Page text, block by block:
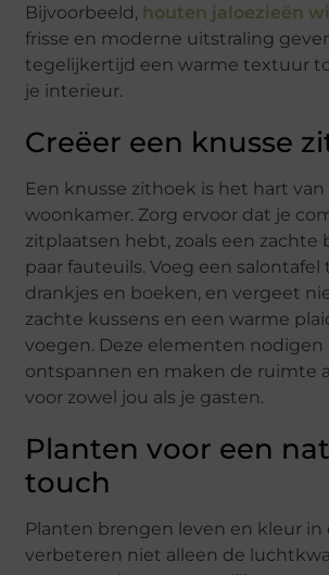
Bijvoorbeeld, houten jaloezieën
frisse en moderne uitstraling
tegelijkertijd een warme textuur
je interieur.
Creëer een knusse
Een knusse zithoek is het hart
woonkamer. Zorg ervoor dat je
zitplaatsen hebt, zoals een zachte
paar fauteuils. Voeg een salontafel
drankjes en boeken, en vergeet
zachte kussens en een warme
voegen. Deze elementen
ontspannen en maken de ruimte
voor zowel jou als je gasten.
Planten voor een
touch
Planten brengen leven en kleur in
verbeteren niet alleen de